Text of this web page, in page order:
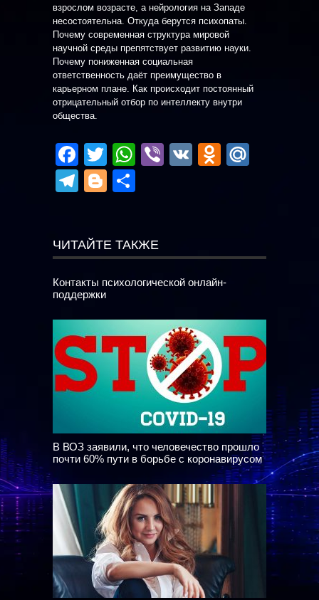
взрослом возрасте, а нейрология на Западе
несостоятельна. Откуда берутся психопаты.
Почему современная структура мировой
научной среды препятствует развитию науки.
Почему пониженная социальная
ответственность даёт преимущество в
карьерном плане. Как происходит постоянный
отрицательный отбор по интеллекту внутри
общества.
Facebook
TwitterWhatsApp
Viber
VK
Telegram
Blogger
ЧИТАЙТЕ ТАКЖЕ
Контакты психологической онлайн-
поддержки
В ВОЗ заявили, что человечество прошло
почти 60% пути в борьбе с коронавирусом